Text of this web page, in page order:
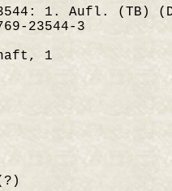
1. Aufl. (TB)
23544-3
1